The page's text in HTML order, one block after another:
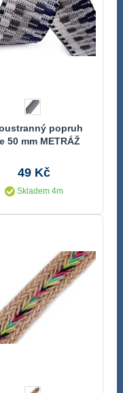
popruh
50 mm METRÁŽ
49 Kč
Skladem 4m